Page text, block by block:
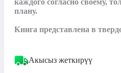
каждого согласно своему,
плану.
Книга представлена в
Акысыз жеткирүү